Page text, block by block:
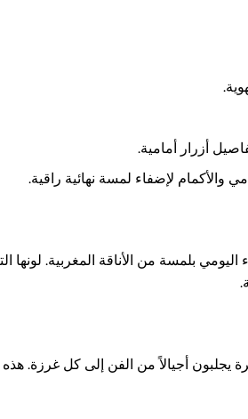
أزرار أمامية.
والأكمام لإضفاء لمسة نهائية راقية.
بلمسة من الأناقة المغربية. لونها
يجلبون أجيالاً من الفن إلى كل غرزة.